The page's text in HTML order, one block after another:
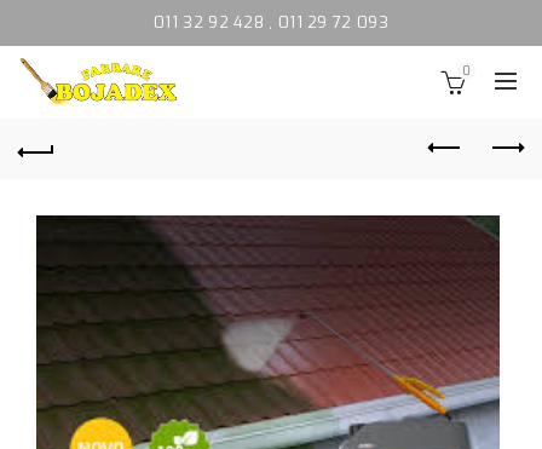
011 32 92 428 , 011 29 72 093
0